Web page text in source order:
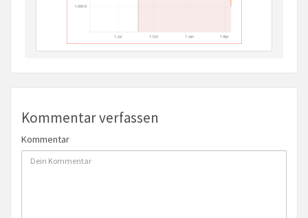
Kommentar verfassen
Kommentar